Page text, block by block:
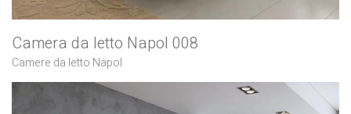
Camera da letto Napol 008
Camere da letto Napol